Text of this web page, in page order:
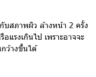
สภาพผิว ล้างหน้า 2 ครั้ง
แรงเกินไป เพราะอาจจะ
ว้างขึ้นได้